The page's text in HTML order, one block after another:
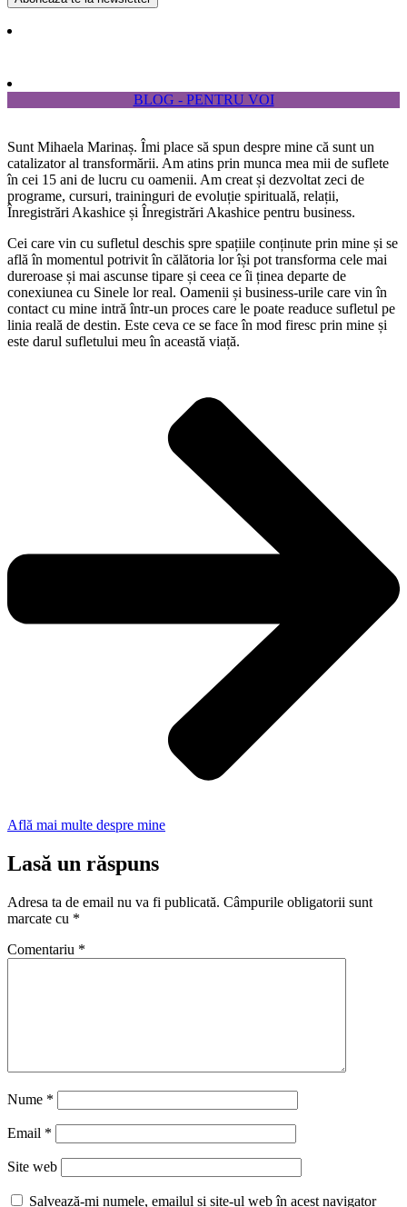
BLOG - PENTRU VOI
Sunt Mihaela Marinaș. Îmi place să spun despre mine că sunt un
catalizator al transformării. Am atins prin munca mea mii de suflete
în cei 15 ani de lucru cu oamenii. Am creat și dezvoltat zeci de
programe, cursuri, traininguri de evoluție spirituală, relații,
Înregistrări Akashice și Înregistrări Akashice pentru business.
Cei care vin cu sufletul deschis spre spațiile conținute prin mine și se
află în momentul potrivit în călătoria lor își pot transforma cele mai
dureroase și mai ascunse tipare și ceea ce îi ținea departe de
conexiunea cu Sinele lor real. Oamenii și business-urile care vin în
contact cu mine intră într-un proces care le poate readuce sufletul pe
linia reală de destin. Este ceva ce se face în mod firesc prin mine și
este darul sufletului meu în această viață.
Află mai multe despre mine
Lasă un răspuns
Adresa ta de email nu va fi publicată. Câmpurile obligatorii sunt
marcate cu *
Comentariu *
Nume *
Email *
Site web
Salvează-mi numele, emailul și site-ul web în acest navigator